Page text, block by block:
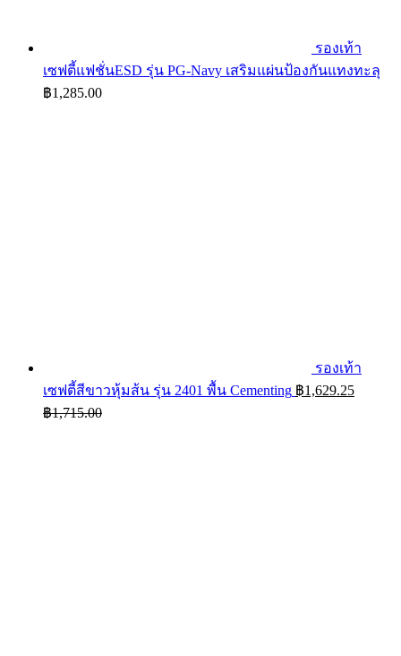
รองเท้า
เซฟตี้แฟชั่นESD รุ่น PG-Navy เสริมแผ่นป้องกันแทงทะลุ
฿1,285.00
รองเท้า
เซฟตี้สีขาวหุ้มส้น รุ่น 2401 พื้น Cementing ฿1,629.25
฿1,715.00